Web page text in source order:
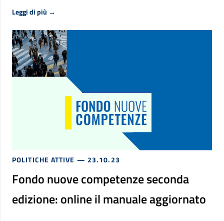
Leggi di più →
POLITICHE ATTIVE — 23.10.23
Fondo nuove competenze seconda
edizione: online il manuale aggiornato